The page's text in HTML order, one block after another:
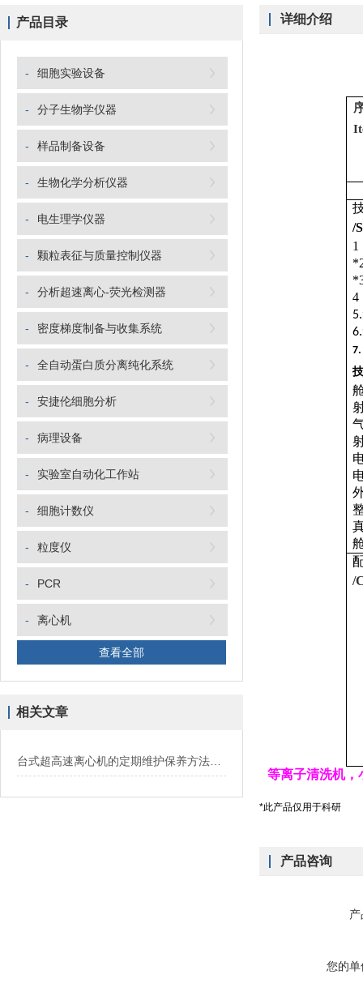
产品目录
- 细胞实验设备
- 分子生物学仪器
- 样品制备设备
- 生物化学分析仪器
- 电生理学仪器
- 颗粒表征与质量控制仪器
- 分析超速离心-荧光检测器
- 密度梯度制备与收集系统
- 全自动蛋白质分离纯化系统
- 安捷伦细胞分析
- 病理设备
- 实验室自动化工作站
- 细胞计数仪
- 粒度仪
- PCR
- 离心机
查看全部
相关文章
详细介绍
/
1
4
5.
6.
7.
/
等离子清洗机，
*此产品仅用于科研
产品咨询
您的单